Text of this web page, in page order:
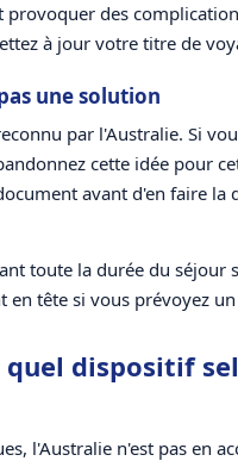
des
à jour votre titre de
une solution
par l'Australie. Si
cette idée pour
avant d'en faire la
toute la durée du séjour
en tête si vous prévoyez
dispositif
l'Australie n'est pas en